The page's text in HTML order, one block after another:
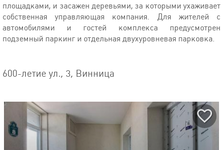
площадками, и засажен деревьями, за которыми ухаживает
собственная управляющая компания. Для жителей с
автомобилями и гостей комплекса предусмотрен
подземный паркинг и отдельная двухуровневая парковка.
600-летие ул., 3, Винница